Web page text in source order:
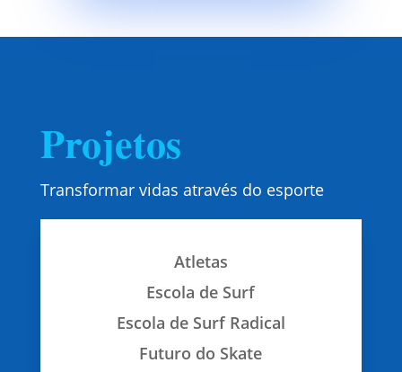
Projetos
Transformar vidas através do esporte
REALIZAR UMA DOAÇÃO
Atletas
Escola de Surf
Escola de Surf Radical
Futuro do Skate